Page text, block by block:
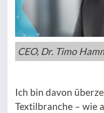
CEO, Dr. Timo
Ich bin davon
Textilbranche – wie